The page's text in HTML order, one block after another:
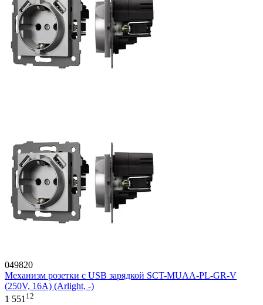
049820
Механизм розетки с USB зарядкой SCT-MUAA-PL-GR-V
(250V, 16A) (Arlight, -)
1 55112